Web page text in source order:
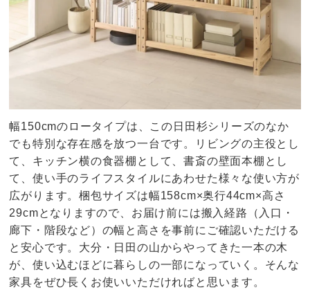
幅150cmのロータイプは、この日田杉シリーズのなか
でも特別な存在感を放つ一台です。リビングの主役とし
て、キッチン横の食器棚として、書斎の壁面本棚とし
て、使い手のライフスタイルにあわせた様々な使い方が
広がります。梱包サイズは幅158cm×奥行44cm×高さ
29cmとなりますので、お届け前には搬入経路（入口・
廊下・階段など）の幅と高さを事前にご確認いただける
と安心です。大分・日田の山からやってきた一本の木
が、使い込むほどに暮らしの一部になっていく。そんな
家具をぜひ長くお使いいただければと思います。